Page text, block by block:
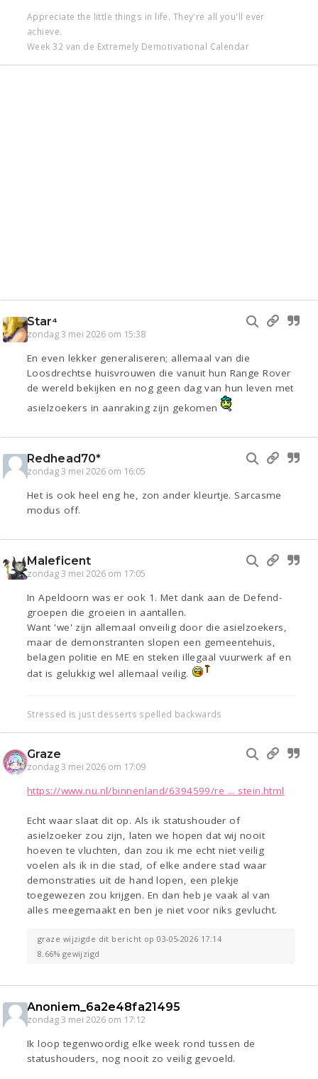
Appreciate the little things in life. They're all you'll ever
achieve.
Week 32 van de Extremely Demotivational Calendar
Star⁴
zondag 3 mei 2026 om 15:38
En even lekker generaliseren; allemaal van die
Loosdrechtse huisvrouwen die vanuit hun Range Rover
de wereld bekijken en nog geen dag van hun leven met
asielzoekers in aanraking zijn gekomen
Redhead70*
zondag 3 mei 2026 om 16:05
Het is ook heel eng he, zon ander kleurtje. Sarcasme
modus off.
Maleficent
zondag 3 mei 2026 om 17:05
In Apeldoorn was er ook 1. Met dank aan de Defend-
groepen die groeien in aantallen.
Want 'we' zijn allemaal onveilig door die asielzoekers,
maar de demonstranten slopen een gemeentehuis,
belagen politie en ME en steken illegaal vuurwerk af en
dat is gelukkig wel allemaal veilig.
Stressed is just desserts spelled backwards
Graze
zondag 3 mei 2026 om 17:09
https://www.nu.nl/binnenland/6394599/re ... stein.html
Echt waar slaat dit op. Als ik statushouder of
asielzoeker zou zijn, laten we hopen dat wij nooit
hoeven te vluchten, dan zou ik me echt niet veilig
voelen als ik in die stad, of elke andere stad waar
demonstraties uit de hand lopen, een plekje
toegewezen zou krijgen. En dan heb je vaak al van
alles meegemaakt en ben je niet voor niks gevlucht.
graze wijzigde dit bericht op 03-05-2026 17:14
8.66% gewijzigd
Anoniem_6a2e48fa21495
zondag 3 mei 2026 om 17:12
Ik loop tegenwoordig elke week rond tussen de
statushouders, nog nooit zo veilig gevoeld.